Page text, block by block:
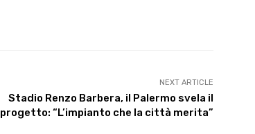
NEXT ARTICLE
Stadio Renzo Barbera, il Palermo svela il
progetto: “L’impianto che la città merita”